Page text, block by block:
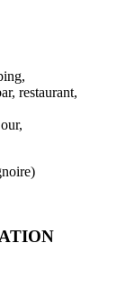
restaurant,